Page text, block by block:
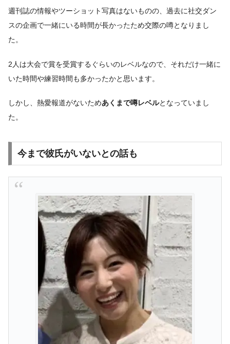
週刊誌の情報やツーショット写真はないものの、過去に社交ダン
スの企画で一緒にいる時間が長かったため交際の噂となりまし
た。
2人は大会で賞を受賞するぐらいのレベルなので、それだけ一緒に
いた時間や練習時間も多かったかと思います。
しかし、熱愛報道がないためあくまで噂レベルとなっていまし
た。
今まで彼氏がいないとの話も